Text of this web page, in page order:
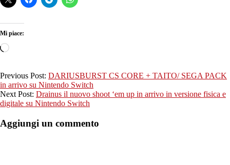
Mi piace:
Caricamento
2022-
10-
27
Previous Post: DARIUSBURST CS CORE + TAITO/ SEGA PACK
in arrivo su Nintendo Switch
Next Post: Drainus il nuovo shoot ‘em up in arrivo in versione fisica e
digitale su Nintendo Switch
Aggiungi un commento